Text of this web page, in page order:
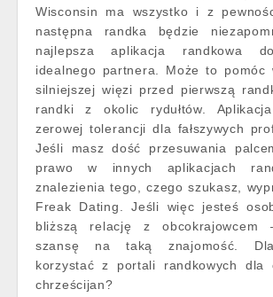
Wisconsin ma wszystko i z
następna randka będzie
najlepsza aplikacja randkowa
idealnego partnera. Może to pomóc
silniejszej więzi przed pierwszą
randki z okolic rydułtów.
zerowej tolerancji dla fałszywych
Jeśli masz dość przesuwania
prawo w innych aplikacjach
znalezienia tego, czego szukasz,
Freak Dating. Jeśli więc jesteś
bliższą relację z obcokrajowcem
szansę na taką znajomość.
korzystać z portali randkowych dla
chrześcijan?